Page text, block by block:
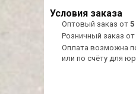
Условия заказа
Оптовый заказ от 5
Розничный заказ от
Оплата возможна
или по счёту для